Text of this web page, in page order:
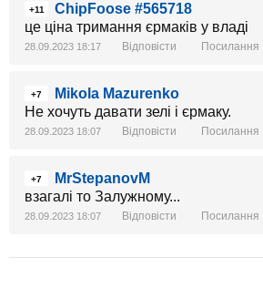
+11
ChipFoose #565718
це ціна тримання єрмаків у владі
28.09.2023 18:17 Відповісти Посилання
+7
Mikola Mazurenko
Не хочуть давати зелі і єрмаку.
28.09.2023 18:07 Відповісти Посилання
+7
MrStepanovM
взагалі то Залужному...
28.09.2023 18:07 Відповісти Посилання